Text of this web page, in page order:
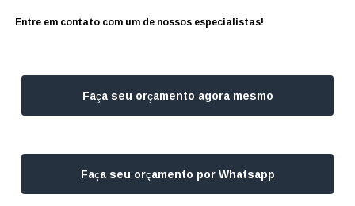
Entre em contato com um de nossos especialistas!
Faça seu orçamento agora mesmo
Faça seu orçamento por Whatsapp